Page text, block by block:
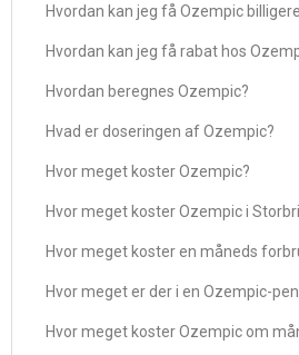
Hvordan kan jeg få Ozempic
Hvordan kan jeg få rabat hos
Hvordan beregnes Ozempic?
Hvad er doseringen af ​​Ozempic?
Hvor meget koster Ozempic?
Hvor meget koster Ozempic i
Hvor meget koster en måneds
Hvor meget er der i en Ozempic-
Hvor meget koster Ozempic om